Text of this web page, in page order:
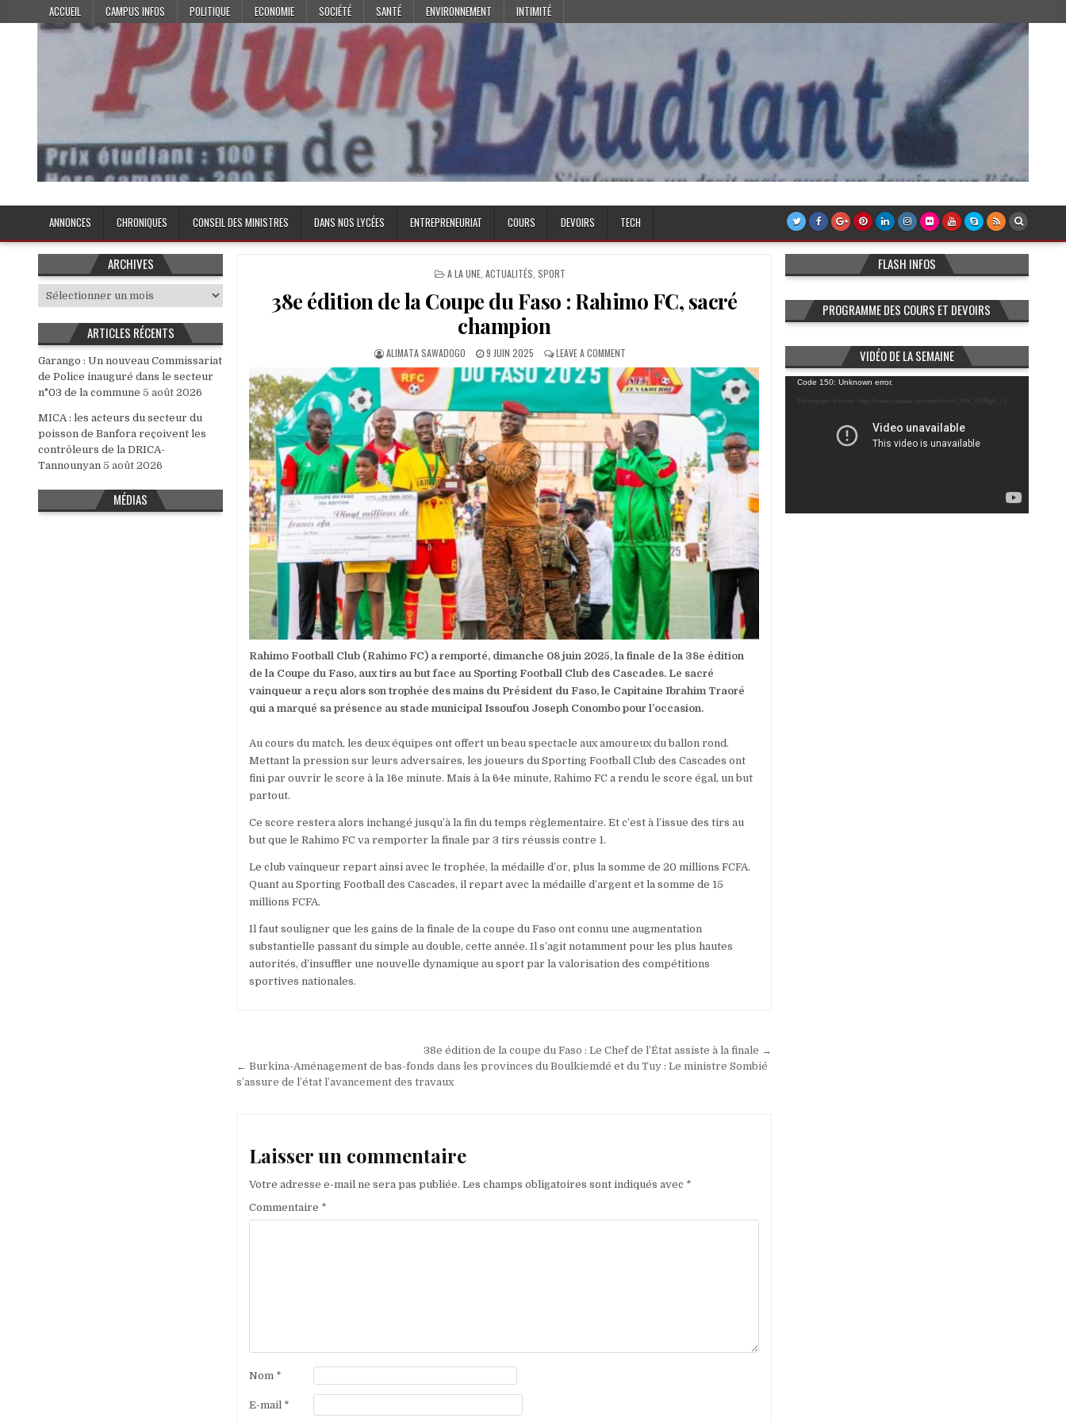
to
ACCUEIL CAMPUS INFOS POLITIQUE ECONOMIE SOCIÉTÉ SANTÉ ENVIRONNEMENT INTIMITÉ
Plume de l'Etudiant
ANNONCES CHRONIQUES CONSEIL DES MINISTRES DANS NOS LYCÉES ENTREPRENEURIAT COURS DEVOIRS TECH
POSTED
A LA UNE ,ACTUALITÉS ,SPORT
38e édition de la Coupe du Faso : Rahimo FC, sacré
champion
AUTHOR:
ALIMATA SAWADOGO
PUBLISHED
DATE:
9 JUIN 2025 LEAVE A COMMENT
38E
ÉDITION
DE
COUPE
DU
FASO
:
RAHIMO
FC,
SACRÉ
CHAMPION
Rahimo Football Club (Rahimo FC) a remporté, dimanche 08 juin 2025, la finale de la 38e édition
de la Coupe du Faso, aux tirs au but face au Sporting Football Club des Cascades. Le sacré
vainqueur a reçu alors son trophée des mains du Président du Faso, le Capitaine Ibrahim Traoré
qui a marqué sa présence au stade municipal Issoufou Joseph Conombo pour l’occasion.
Au cours du match, les deux équipes ont offert un beau spectacle aux amoureux du ballon rond.
Mettant la pression sur leurs adversaires, les joueurs du Sporting Football Club des Cascades ont
fini par ouvrir le score à la 16e minute. Mais à la 64e minute, Rahimo FC a rendu le score égal, un but
partout.
Ce score restera alors inchangé jusqu’à la fin du temps règlementaire. Et c’est à l’issue des tirs au
but que le Rahimo FC va remporter la finale par 3 tirs réussis contre 1.
Le club vainqueur repart ainsi avec le trophée, la médaille d’or, plus la somme de 20 millions FCFA.
Quant au Sporting Football des Cascades, il repart avec la médaille d’argent et la somme de 15
millions FCFA.
Il faut souligner que les gains de la finale de la coupe du Faso ont connu une augmentation
substantielle passant du simple au double, cette année. Il s’agit notamment pour les plus hautes
autorités, d’insuffler une nouvelle dynamique au sport par la valorisation des compétitions
sportives nationales.
de
38e édition de la coupe du Faso : Le Chef de l’État assiste à la finale →
← Burkina-Aménagement de bas-fonds dans les provinces du Boulkiemdé et du Tuy : Le ministre Sombié
s’assure de l’état l’avancement des travaux
Laisser un commentaire
Votre adresse e-mail ne sera pas publiée. Les champs obligatoires sont indiqués avec *
Commentaire *
Nom *
E-mail *
ARCHIVES
Archives
ARTICLES RÉCENTS
Garango : Un nouveau Commissariat
de Police inauguré dans le secteur
n°03 de la commune 5 août 2026
MICA : les acteurs du secteur du
poisson de Banfora reçoivent les
contrôleurs de la DRICA-
Tannounyan 5 août 2026
MÉDIAS
FLASH INFOS
PROGRAMME DES COURS ET DEVOIRS
VIDÉO DE LA SEMAINE
Lecteur
vidéo
Code 150: Unknown error.
Télécharger le fichier: https://www.youtube.com/watch?v=U_MN_YL99Ig&_=1